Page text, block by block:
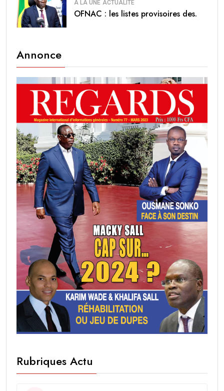
A LA UNE ACTUALITÉ
OFNAC : les listes provisoires des.
Annonce
Rubriques Actu